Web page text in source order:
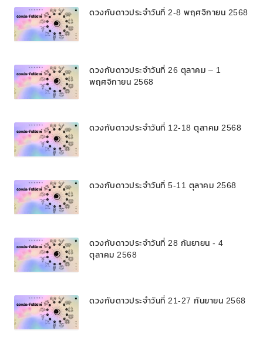
ดวงกับดาวประจำวันที่ 2-8 พฤศจิกายน 2568
ดวงกับดาวประจำวันที่ 26 ตุลาคม – 1
พฤศจิกายน 2568
ดวงกับดาวประจำวันที่ 12-18 ตุลาคม 2568
ดวงกับดาวประจำวันที่ 5-11 ตุลาคม 2568
ดวงกับดาวประจำวันที่ 28 กันยายน - 4
ตุลาคม 2568
ดวงกับดาวประจำวันที่ 21-27 กันยายน 2568